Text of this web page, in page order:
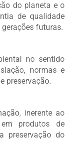
do planeta e o
de qualidade
futuras.
no sentido
normas e
preservação.
inerente ao
produtos de
preservação do